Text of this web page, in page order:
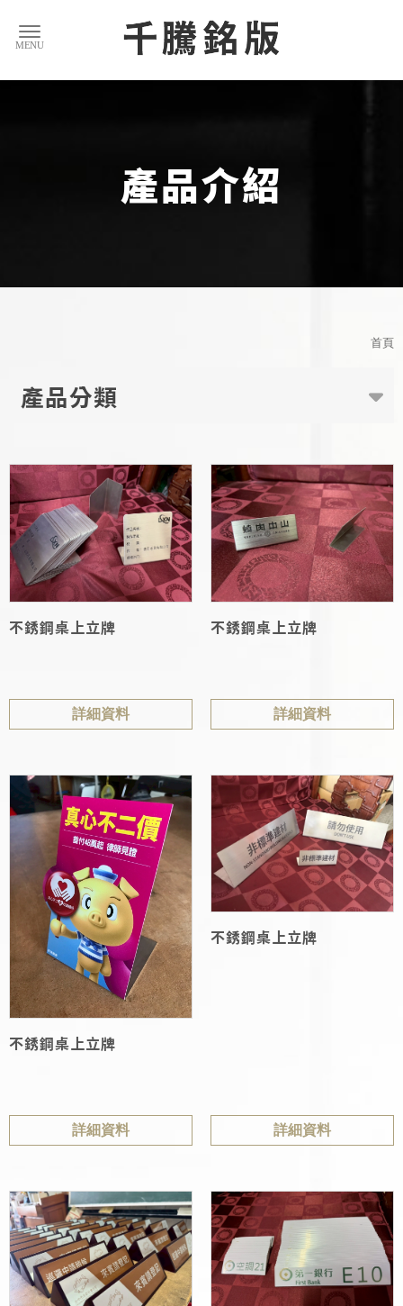
產品介紹
首頁
產品分類
不銹鋼桌上立牌
詳細資料
不銹鋼桌上立牌
詳細資料
不銹鋼桌上立牌
詳細資料
不銹鋼桌上立牌
詳細資料